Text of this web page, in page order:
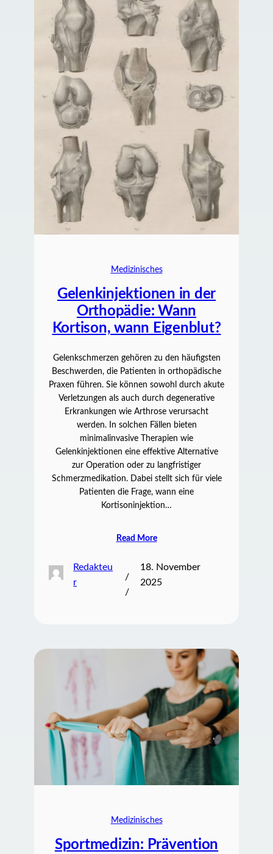
Medizinisches
Gelenkinjektionen in der
Orthopädie: Wann
Kortison, wann Eigenblut?
Gelenkschmerzen gehören zu den häufigsten
Beschwerden, die Patienten in orthopädische
Praxen führen. Sie können sowohl durch akute
Verletzungen als auch durch degenerative
Erkrankungen wie Arthrose verursacht
werden. In solchen Fällen bieten
minimalinvasive Therapien wie
Gelenkinjektionen eine effektive Alternative
zur Operation oder zu langfristiger
Schmerzmedikation. Dabei stellt sich für viele
Patienten die Frage, wann eine
Kortisoninjektion…
Read More
Redakteu
r
/
/
18. November
2025
Medizinisches
Sportmedizin: Prävention